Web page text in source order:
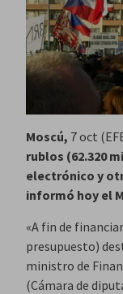
Moscú, 7 oct
rublos (62.320
electrónico y
informó hoy el
«A fin de
presupuesto)
ministro de
(Cámara de